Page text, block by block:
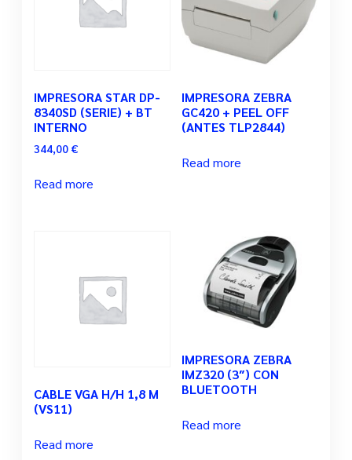
IMPRESORA STAR DP-
8340SD (SERIE) + BT
INTERNO
344,00 €
Read more
IMPRESORA ZEBRA
GC420 + PEEL OFF
(ANTES TLP2844)
Read more
CABLE VGA H/H 1,8 M
(VS11)
Read more
IMPRESORA ZEBRA
IMZ320 (3″) CON
BLUETOOTH
Read more